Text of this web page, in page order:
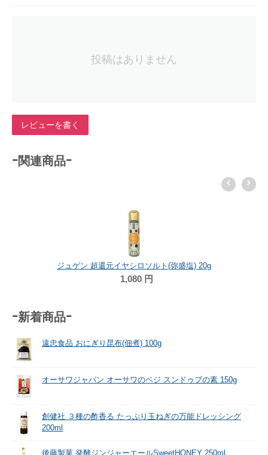
投稿はありません
レビューを書く
-関連商品-
ジュゲン 超還元イヤシロソルト(弥盛塩) 20g
1,080 円
-新着商品-
遠忠食品 おにぎり昆布(佃煮) 100g
オーサワジャパン オーサワのベジ スンドゥブの素 150g
創健社 ３種の酢香る たっぷり玉ねぎの万能ドレッシング
200ml
後藤製菓 発酵ジンジャーエールSweetHONEY 250ml